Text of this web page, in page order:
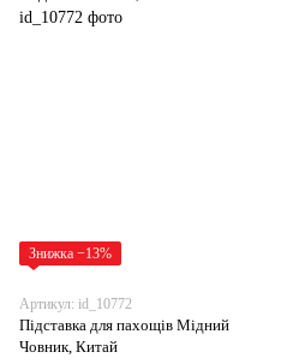
Знижка −13%
Артикул: id_10772
Підставка для пахощів Мідний
Човник, Китай